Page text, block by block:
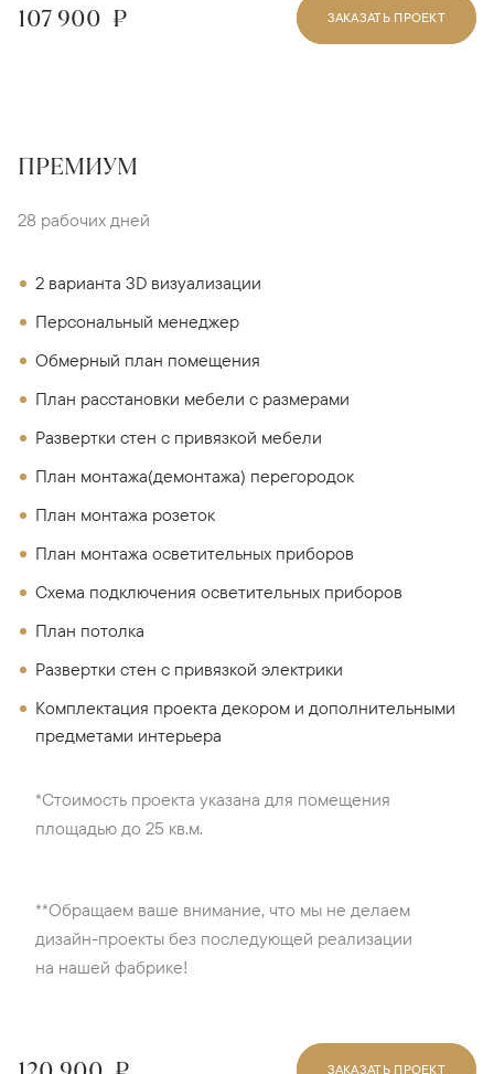
107 900 ₽ ЗАКАЗАТЬ ПРОЕКТ
ПРЕМИУМ
28 рабочих дней
2 варианта 3D визуализации
Персональный менеджер
Обмерный план помещения
План расстановки мебели с размерами
Развертки стен с привязкой мебели
План монтажа(демонтажа) перегородок
План монтажа розеток
План монтажа осветительных приборов
Схема подключения осветительных приборов
План потолка
Развертки стен с привязкой электрики
Комплектация проекта декором и дополнительными
предметами интерьера
*Стоимость проекта указана для помещения
площадью до 25 кв.м.
**Обращаем ваше внимание, что мы не делаем
дизайн-проекты без последующей реализации
на нашей фабрике!
ЗАКАЗАТЬ ПРОЕКТ